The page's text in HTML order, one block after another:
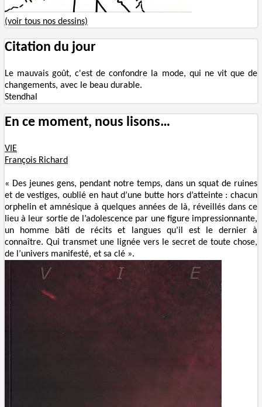
(voir tous nos dessins)
Citation du jour
Le mauvais goût, c'est de confondre la mode, qui ne vit que de
changements, avec le beau durable.
Stendhal
En ce moment, nous lisons…
VIE
François Richard
« Des jeunes gens, pendant notre temps, dans un squat de ruines
et de vestiges, oublié en haut d’une butte hors d’atteinte : chacun
orphelin et amnésique à quelques années de là, réveillés dans ce
lieu à leur sortie de l’adolescence par une figure impressionnante,
un homme bâti de récits et langues qu’il est le dernier à
connaître. Qui transmet une lignée vers le secret de toute chose,
de l’univers manifesté, et sa clé ».